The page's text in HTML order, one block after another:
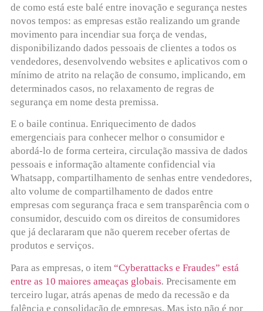
de como está este balé entre inovação e segurança nestes
novos tempos: as empresas estão realizando um grande
movimento para incendiar sua força de vendas,
disponibilizando dados pessoais de clientes a todos os
vendedores, desenvolvendo websites e aplicativos com o
mínimo de atrito na relação de consumo, implicando, em
determinados casos, no relaxamento de regras de
segurança em nome desta premissa.
E o baile continua. Enriquecimento de dados
emergenciais para conhecer melhor o consumidor e
abordá-lo de forma certeira, circulação massiva de dados
pessoais e informação altamente confidencial via
Whatsapp, compartilhamento de senhas entre vendedores,
alto volume de compartilhamento de dados entre
empresas com segurança fraca e sem transparência com o
consumidor, descuido com os direitos de consumidores
que já declararam que não querem receber ofertas de
produtos e serviços.
Para as empresas, o item “Cyberattacks e Fraudes” está
entre as 10 maiores ameaças globais. Precisamente em
terceiro lugar, atrás apenas de medo da recessão e da
falência e consolidação de empresas. Mas isto não é por